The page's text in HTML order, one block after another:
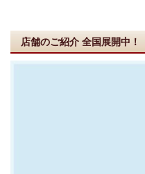
店舗のご紹介 全国展開中！